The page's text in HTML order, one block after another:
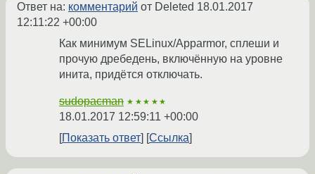
Ответ на: комментарий от Deleted 18.01.2017
12:11:22 +00:00
Как минимум SELinux/Apparmor, сплеши и
прочую дребедень, включённую на уровне
инита, придётся отключать.
sudopacman ★★★★★
18.01.2017 12:59:11 +00:00
Показать ответ
Ссылка